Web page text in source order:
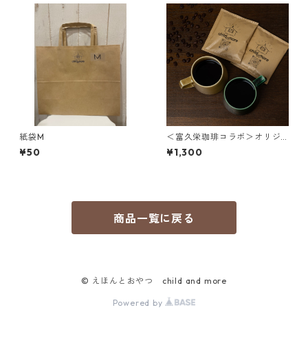
紙袋M
¥50
＜富久栄珈琲コラボ＞オリジ
ナルドリップコーヒー【5PC】
¥1,300
商品一覧に戻る
© えほんとおやつ child and more
Powered by